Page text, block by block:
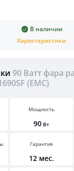
Характеристики
В наличии
90 Ватт фара
(EMC)
Мощность
90 Вт
Гарантия
12 мес.